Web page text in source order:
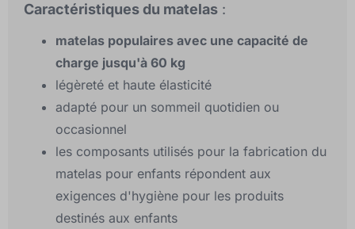
Caractéristiques du matelas :
matelas populaires avec une capacité de
charge jusqu'à 60 kg
légèreté et haute élasticité
adapté pour un sommeil quotidien ou
occasionnel
les composants utilisés pour la fabrication du
matelas pour enfants répondent aux
exigences d'hygiène pour les produits
destinés aux enfants